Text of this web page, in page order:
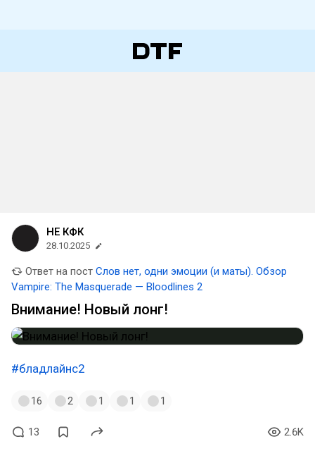
НЕ КФК
28.10.2025
Ответ на пост Слов нет, одни эмоции (и маты). Обзор
Vampire: The Masquerade — Bloodlines 2
Внимание! Новый лонг!
#бладлайнс2
16 2 1 1 1
13 2.6K